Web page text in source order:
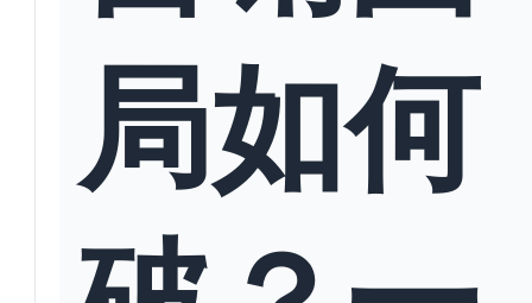
局如何